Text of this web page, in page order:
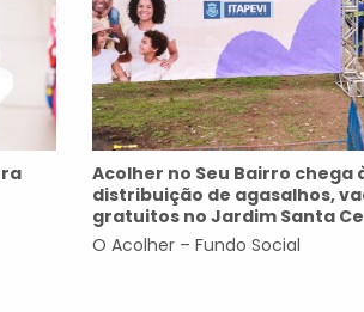
Acolher no Seu Bairro chega
distribuição de agasalhos,
gratuitos no Jardim Santa
O Acolher – Fundo Social